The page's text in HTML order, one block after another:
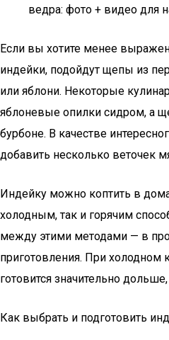
ведра: фото + видео для
Если вы хотите менее
индейки, подойдут щепы из
или яблони. Некоторые
яблоневые опилки сидром, а
бурбоне. В качестве
добавить несколько веточек
Индейку можно коптить в
холодным, так и горячим
между этими методами — в
приготовления. При холодном
готовится значительно
Как выбрать и подготовить